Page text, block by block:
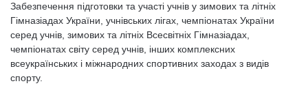
Забезпечення підготовки та участі учнів у зимових та літніх
Гімназіадах України, учнівських лігах, чемпіонатах України
серед учнів, зимових та літніх Всесвітніх Гімназіадах,
чемпіонатах світу серед учнів, інших комплексних
всеукраїнських і міжнародних спортивних заходах з видів
спорту.